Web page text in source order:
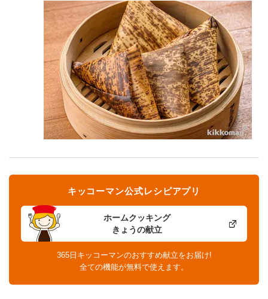
ホームクッキング
きょうの献立
キッコーマン公式レシピアプリ
365日キッコーマンのおすすめ献立をお届け!
全ての機能が無料で使えます。